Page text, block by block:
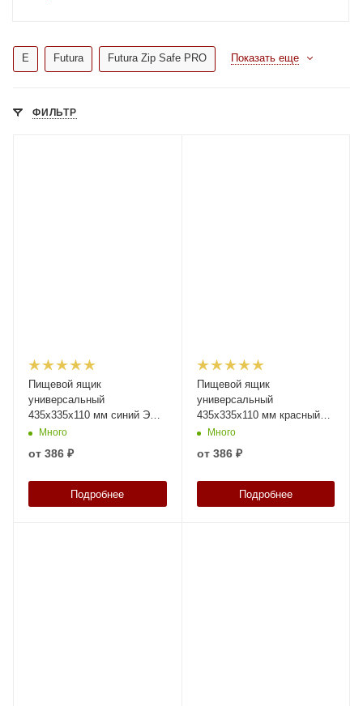
E Futura Futura Zip Safe PRO Показать еще
ФИЛЬТР
Пищевой ящик
универсальный
435х335х110 мм синий ЭКО
с перфорированными
стенками и дном
Много
от 386 ₽
Подробнее
Пищевой ящик
универсальный
435х335х110 мм красный
ЭКО с перфорированными
стенками и сплошным дном
Много
от 386 ₽
Подробнее